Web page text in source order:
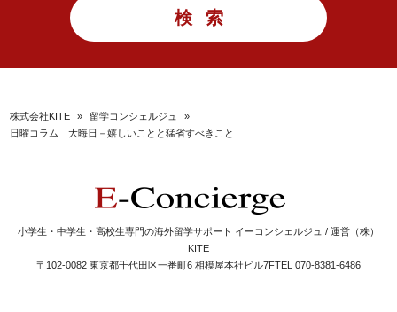
株式会社KITE » 留学コンシェルジュ
»
日曜コラム 大晦日－嬉しいことと猛省すべきこと
小学生・中学生・高校生専門の海外留学サポート イーコンシェルジュ / 運営（株）
KITE
〒102-0082 東京都千代田区一番町6 相模屋本社ビル7FTEL 070-8381-6486